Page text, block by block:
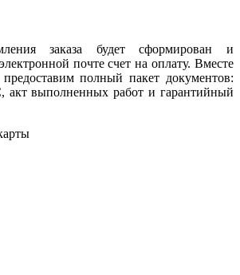
заказа будет сформирован и
почте счет на оплату. Вместе
полный пакет документов:
выполненных работ и гарантийный